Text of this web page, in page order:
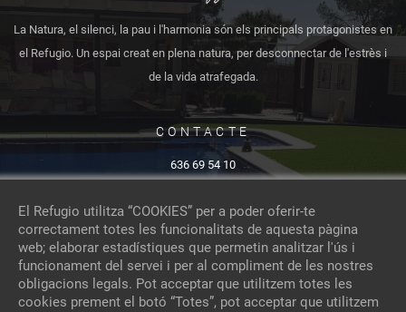
La Natura, el silenci, la pau i l'harmonia són els principals protagonistes en
el Refugio. Un espai creat en plena natura, per desconnectar de l'estrès i
de la vida atrafegada.
CONTACTE
636 69 54 10
C\ La Garça 19, 08140 - Caldes de Montbui
Avís legal|Política de cookies|Política de privacitat
El Refugio utilitza “COOKIES” per a poder oferir-te
correctament totes les funcionalitats de aquesta pàgina
web; elaborar estadístiques que permetin analitzar l'ús i
funcionament del servei i per al compliment de les nostres
obligacions legals. Pot acceptar que utilitzem totes les
cookies prement el botó “Totes”, pot acceptar que utilitzem